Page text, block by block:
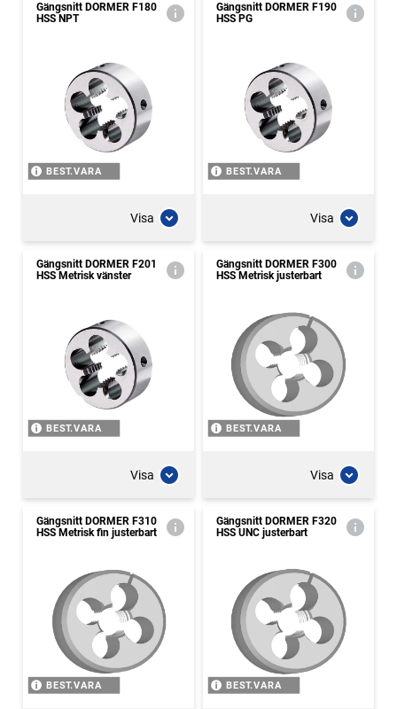
Gängsnitt DORMER F180
HSS NPT
BEST.VARA
Visa
Gängsnitt DORMER F190
HSS PG
BEST.VARA
Visa
Gängsnitt DORMER F201
HSS Metrisk vänster
BEST.VARA
Visa
Gängsnitt DORMER F300
HSS Metrisk justerbart
BEST.VARA
Visa
Gängsnitt DORMER F310
HSS Metrisk fin justerbart
BEST.VARA
Gängsnitt DORMER F320
HSS UNC justerbart
BEST.VARA